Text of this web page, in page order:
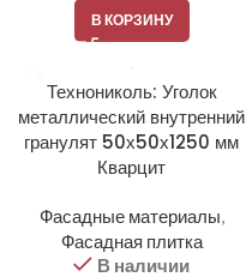
В КОРЗИНУ
Технониколь: Уголок
металлический внутренний
гранулят 50х50х1250 мм
Кварцит
Фасадные материалы
Фасадная плитка
В наличии